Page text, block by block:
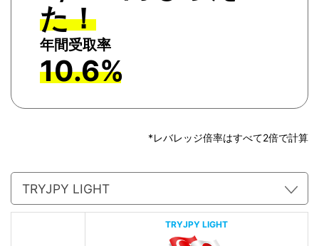
た！
年間受取率
10.6%
*レバレッジ倍率はすべて2倍で計算
TRYJPY LIGHT